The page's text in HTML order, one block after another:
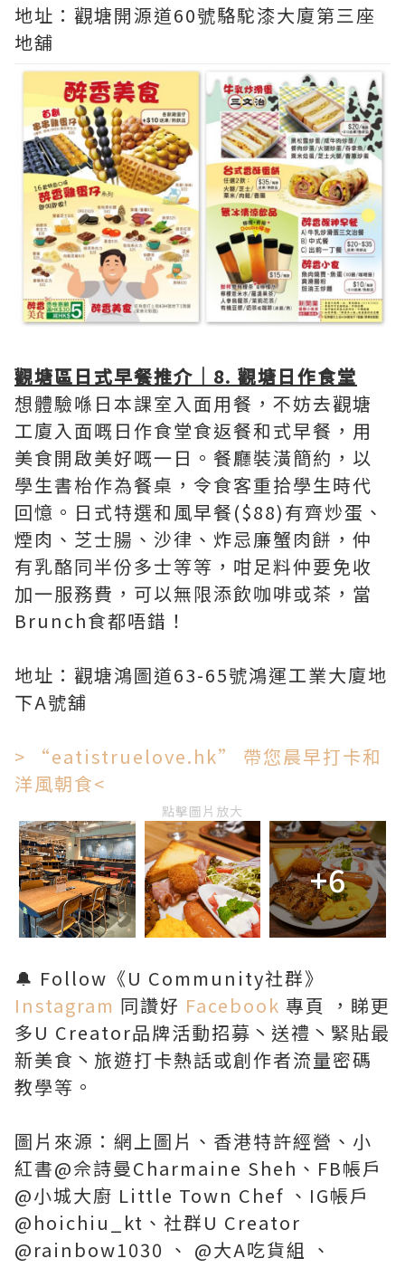
地址：觀塘開源道60號駱駝漆大廈第三座
地舖
觀塘區日式早餐推介｜8. 觀塘日作食堂
想體驗喺日本課室入面用餐，不妨去觀塘
工廈入面嘅日作食堂食返餐和式早餐，用
美食開啟美好嘅一日。餐廳裝潢簡約，以
學生書枱作為餐桌，令食客重拾學生時代
回憶。日式特選和風早餐($88)有齊炒蛋、
煙肉、芝士腸、沙律、炸忌廉蟹肉餅，仲
有乳酪同半份多士等等，咁足料仲要免收
加一服務費，可以無限添飲咖啡或茶，當
Brunch食都唔錯！
地址：觀塘鴻圖道63-65號鴻運工業大廈地
下A號舖
> “eatistruelove.hk” 帶您晨早打卡和
洋風朝食<
點擊圖片放大
+6
🔔 Follow《U Community社群》
Instagram 同讚好 Facebook 專頁 ，睇更
多U Creator品牌活動招募丶送禮丶緊貼最
新美食丶旅遊打卡熱話或創作者流量密碼
教學等。
圖片來源：網上圖片、香港特許經營、小
紅書@佘詩曼Charmaine Sheh、FB帳戶
@小城大廚 Little Town Chef 、IG帳戶
@hoichiu_kt、社群U Creator
@rainbow1030 、 @大A吃貨組 、